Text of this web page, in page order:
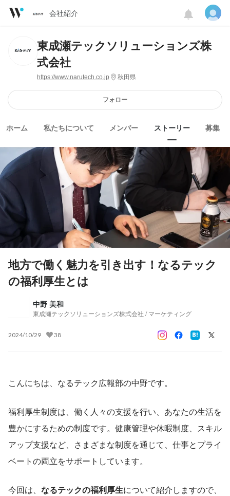
会社紹介
東成瀬テックソリューションズ株
式会社
https://www.narutech.co.jp 秋田県
フォロー
ホーム 私たちについて メンバー ストーリー 募集
地方で働く魅力を引き出す！なるテック
の福利厚生とは
中野 美和
東成瀬テックソリューションズ株式会社 / マーケティング
2024/10/29 38
こんにちは、なるテック広報部の中野です。
福利厚生制度は、働く人々の支援を行い、あなたの生活を
豊かにするための制度です。健康管理や休暇制度、スキル
アップ支援など、さまざまな制度を通じて、仕事とプライ
ベートの両立をサポートしています。
今回は、 なるテックの福利厚生について紹介しますので、